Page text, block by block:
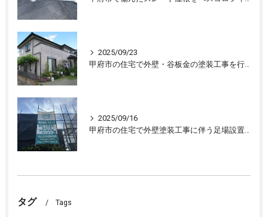
2025/09/23
甲府市の住宅で外壁・谷板金の塗装工事を行ない、住宅が生まれ変わりました
2025/09/16
甲府市の住宅で外壁塗装工事に伴う足場設置、外壁の下処理を行いました。
タグ Tags